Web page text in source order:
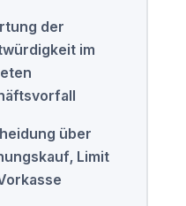
der
im
über
Limit